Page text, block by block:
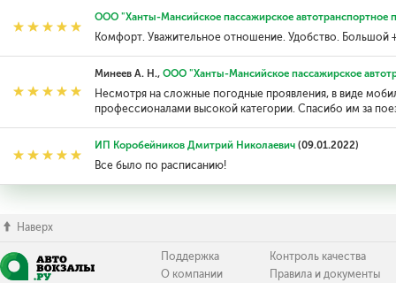
ООО "Ханты-Мансийское пассажирское автотранспортное
Комфорт. Уважительное отношение. Удобство. Большой
Минеев А. Н., ООО "Ханты-Мансийское пассажирское
Несмотря на сложные погодные проявления, в виде
профессионалами высокой категории. Спасибо им за
ИП Коробейников Дмитрий Николаевич(09.01.2022)
Все было по расписанию!
Наверх
Поддержка
О компании
Контроль качества
Правила и документы